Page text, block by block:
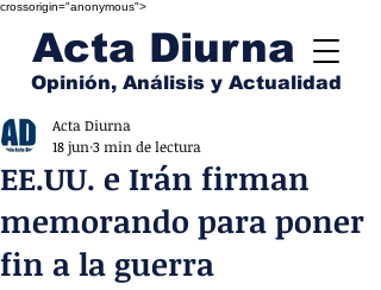
crossorigin="anonymous">
Acta Diurna
Opinión, Análisis y Actualidad
EE.UU. e Irán firman
memorando para poner
fin a la guerra
Acta Diurna
18 jun 3 min de lectura